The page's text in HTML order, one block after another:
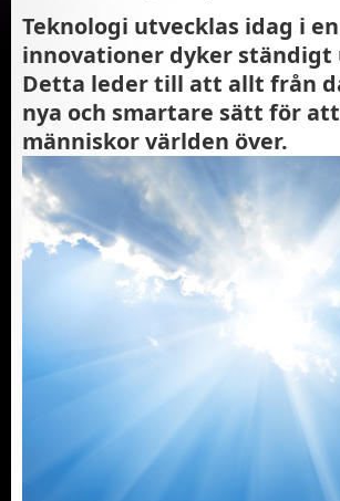
Teknologi utvecklas idag i
innovationer dyker ständigt
Detta leder till att allt från
nya och smartare sätt för
människor världen över.